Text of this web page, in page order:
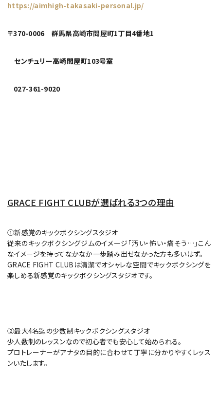
https://aimhigh-takasaki-personal.jp/
〒370-0006 群馬県高崎市問屋町1丁目4番地1
センチュリー高崎問屋町103号室
027-361-9020
GRACE FIGHT CLUBが選ばれる3つの理由
①新感覚のキックボクシングスタジオ
従来のキックボクシングジムのイメージ「汚い・怖い・痛そう…」こん
なイメージを持ってなかなか一歩踏み出せなかった方も多いはず。
GRACE FIGHT CLUBは清潔でオシャレな空間でキックボクシングを
楽しめる新感覚のキックボクシングスタジオです。
②最大4名迄の少数制キックボクシングスタジオ
少人数制のレッスンなので初心者でも安心して始められる。
プロトレーナーがアナタの目的に合わせて丁寧に分かりやすくレッス
ンいたします。